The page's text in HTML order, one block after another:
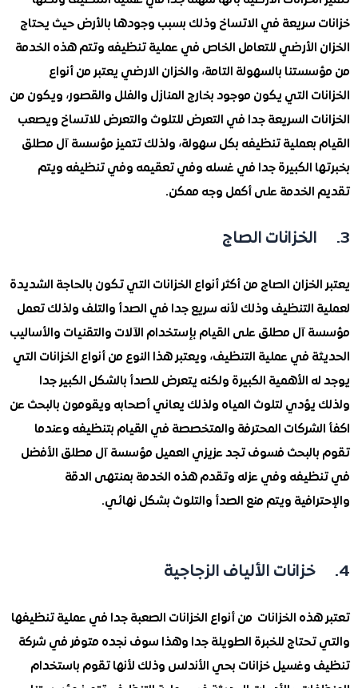
سريعة في الاتساخ وذلك بسبب وجودها بالأرض حيث يحتاج
الأرضي للتعامل الخاص في عملية تنظيفه وتتم هذه الخدمة
بالسهولة التامة، والخزان الارضي يعتبر من أنواع
التي يكون موجود بخارج المنازل والفلل والقصور، ويكون من
السريعة جدا في التعرض للتلوث والتعرض للاتساخ ويصعب
بعملية تنظيفه بكل سهولة، ولذلك تتميز مؤسسة آل مطلق
الكبيرة جدا في غسله وفي تعقيمه وفي تنظيفه ويتم
الخدمة على أكمل وجه ممكن.
الصاج من أكثر أنواع الخزانات التي تكون بالحاجة الشديدة
التنظيف وذلك لأنه سريع جدا في الصدأ والتلف ولذلك تعمل
مطلق على القيام بإستخدام الآلات والتقنيات والأساليب
في عملية التنظيف، ويعتبر هذا النوع من أنواع الخزانات التي
الأهمية الكبيرة ولكنه يتعرض للصدأ بالشكل الكبير جدا
لتلوث المياه ولذلك يعاني أصحابه ويقومون بالبحث عن
المحترفة والمتخصصة في القيام بتنظيفه وعندما
فسوف تجد عزيزي العميل مؤسسة آل مطلق الأفضل
وفي عزله وتقدم هذه الخدمة بمنتهى الدقة
ويتم منع الصدأ والتلوث بشكل نهائي.
الخزانات من أنواع الخزانات الصعبة جدا في عملية تنظيفها
للخبرة الطويلة جدا وهذا سوف نجده متوفر في شركة
خزانات بحي الأندلس وذلك لأنها تقوم باستخدام